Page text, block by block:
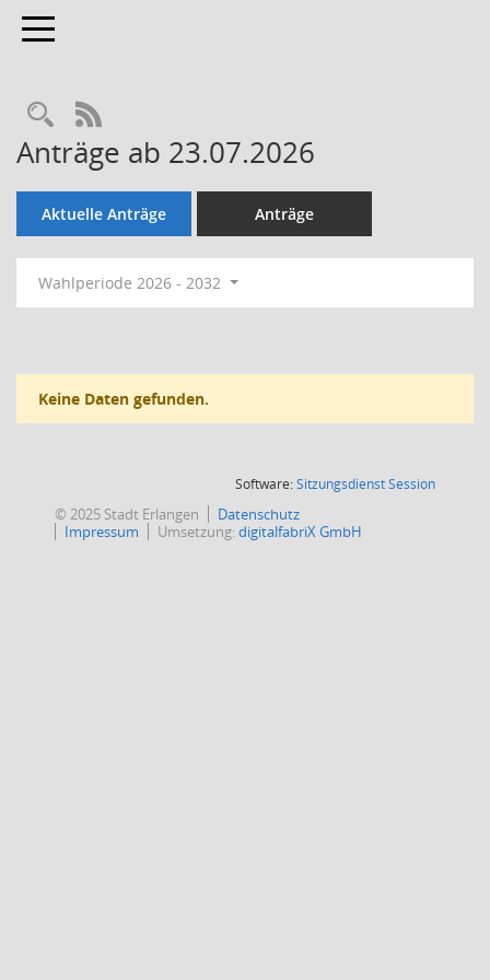
Toggle navigation
Rechercheauswahl
RSS-Feed
Anträge ab 23.07.2026
Aktuelle Anträge Anträge
Wahlperiode 2026 - 2032
Keine Daten gefunden.
Software:SitzungsdienstSession(Wird in
© 2025 Stadt Erlangen
Datenschutz
Impressum
Umsetzung:digitalfabriX GmbH